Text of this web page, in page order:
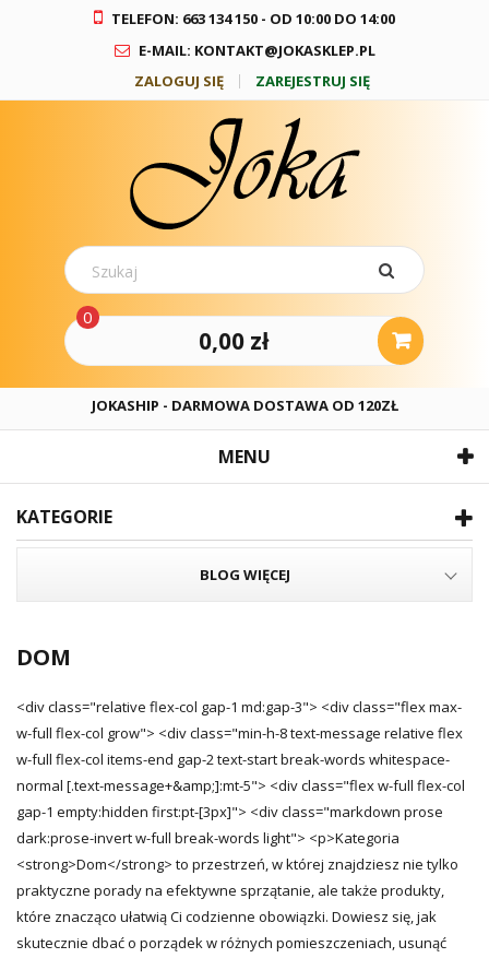
TELEFON: 663 134 150 - OD 10:00 DO 14:00
E-MAIL: KONTAKT@JOKASKLEP.PL
ZALOGUJ SIĘ
ZAREJESTRUJ SIĘ
0
0,00 zł
JOKASHIP - DARMOWA DOSTAWA OD 120ZŁ
MENU
KATEGORIE
BLOG WIĘCEJ
DOM
<div class="relative flex-col gap-1 md:gap-3"> <div class="flex max-
w-full flex-col grow"> <div class="min-h-8 text-message relative flex
w-full flex-col items-end gap-2 text-start break-words whitespace-
normal [.text-message+&amp;]:mt-5"> <div class="flex w-full flex-col
gap-1 empty:hidden first:pt-[3px]"> <div class="markdown prose
dark:prose-invert w-full break-words light"> <p>Kategoria
<strong>Dom</strong> to przestrzeń, w której znajdziesz nie tylko
praktyczne porady na efektywne sprzątanie, ale także produkty,
które znacząco ułatwią Ci codzienne obowiązki. Dowiesz się, jak
skutecznie dbać o porządek w różnych pomieszczeniach, usunąć